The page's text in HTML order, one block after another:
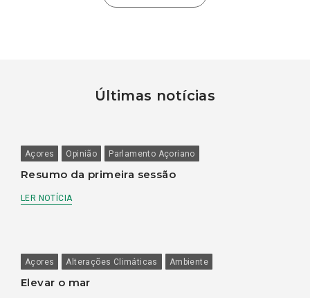
Últimas notícias
Açores Opinião Parlamento Açoriano
Resumo da primeira sessão
LER NOTÍCIA
Açores Alterações Climáticas Ambiente
Elevar o mar